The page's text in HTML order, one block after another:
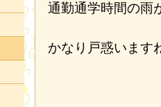
通勤通学時間の雨
かなり戸惑います